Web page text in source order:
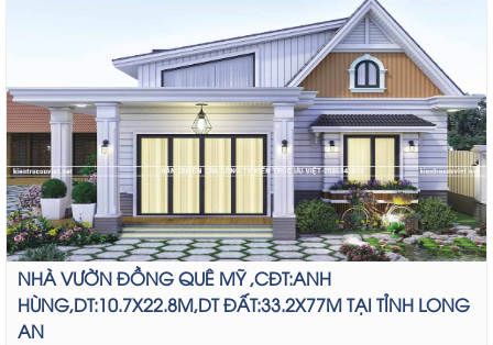
NHÀ VƯỜN ĐỒNG QUÊ MỸ ,CĐT:ANH
HÙNG,DT:10.7X22.8M,DT ĐẤT:33.2X77M TẠI TỈNH LONG
AN